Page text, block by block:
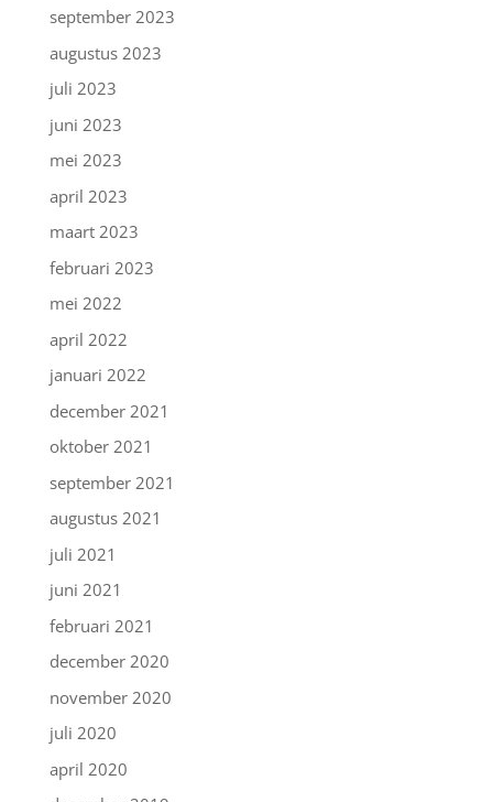
september 2023
augustus 2023
juli 2023
juni 2023
mei 2023
april 2023
maart 2023
februari 2023
mei 2022
april 2022
januari 2022
december 2021
oktober 2021
september 2021
augustus 2021
juli 2021
juni 2021
februari 2021
december 2020
november 2020
juli 2020
april 2020